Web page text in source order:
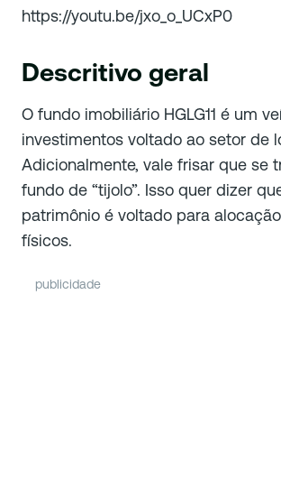
https://youtu.be/jxo_o_UCxP0
Descritivo geral
O fundo imobiliário HGLG11 é um
investimentos voltado ao setor de
Adicionalmente, vale frisar que se
fundo de “tijolo”. Isso quer dizer
patrimônio é voltado para
físicos.
publicidade